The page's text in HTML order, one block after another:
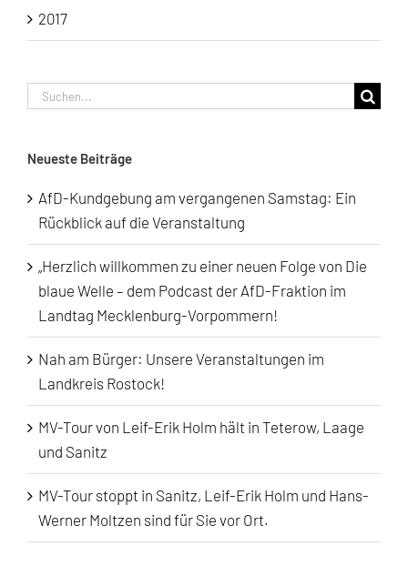
2017
Suche
Neueste Beiträge
AfD-Kundgebung am vergangenen Samstag: Ein
Rückblick auf die Veranstaltung
„Herzlich willkommen zu einer neuen Folge von Die
blaue Welle – dem Podcast der AfD-Fraktion im
Landtag Mecklenburg-Vorpommern!
Nah am Bürger: Unsere Veranstaltungen im
Landkreis Rostock!
MV-Tour von Leif-Erik Holm hält in Teterow, Laage
und Sanitz
MV-Tour stoppt in Sanitz, Leif-Erik Holm und Hans-
Werner Moltzen sind für Sie vor Ort.